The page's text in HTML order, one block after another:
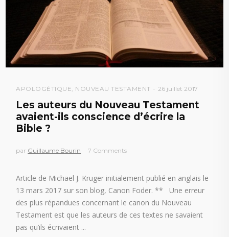
APOLOGÉTIQUE, NOUVEAU TESTAMENT 26 juillet 2017
Les auteurs du Nouveau Testament
avaient-ils conscience d’écrire la
Bible ?
par Guillaume Bourin 7 Comments
Article de Michael J. Kruger initialement publié en anglais le
13 mars 2017 sur son blog, Canon Foder. ** Une erreur
des plus répandues concernant le canon du Nouveau
Testament est que les auteurs de ces textes ne savaient
pas qu’ils écrivaient